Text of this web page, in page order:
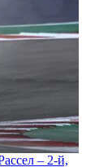
– 2-й,